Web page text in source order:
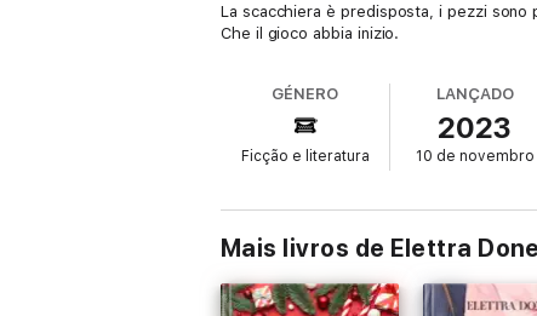
La scacchiera è predisposta, i pezzi sono
Che il gioco abbia inizio.
GÉNERO
Ficção e literatura
LANÇADO
2023
10 de novembro
Mais livros de Elettra